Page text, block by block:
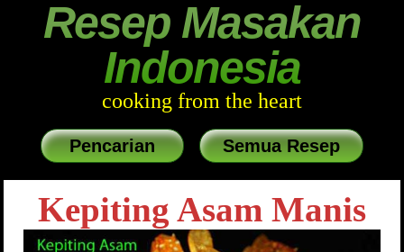
Resep Masakan
Indonesia
cooking from the heart
Pencarian Semua Resep
Kepiting Asam Manis